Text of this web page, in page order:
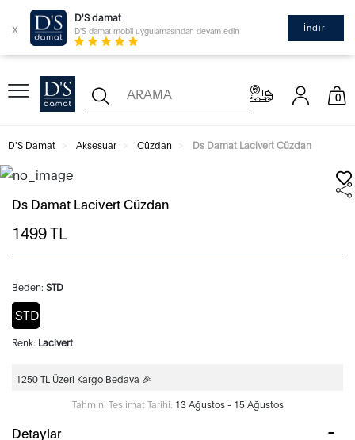
x
D'S damat
D'S damat mobil uygulamasından devam edin İndir
0
D'S Damat Aksesuar Cüzdan Ds Damat Lacivert Cüzdan
Ds Damat Lacivert Cüzdan
1499TL
Beden: STD
STD
Renk: Lacivert
1250 TL Üzeri Kargo Bedava 🎉
Tahmini Teslimat Tarihi: 13 Ağustos - 15 Ağustos
Detaylar